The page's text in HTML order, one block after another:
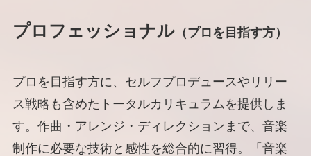
プロフェッショナル（プロを目指す方）
プロを目指す方に、セルフプロデュースやリリー
ス戦略も含めたトータルカリキュラムを提供しま
す。作曲・アレンジ・ディレクションまで、音楽
制作に必要な技術と感性を総合的に習得。「音楽